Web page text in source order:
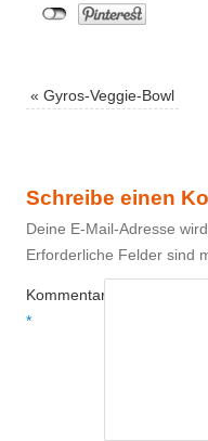
« Gyros-Veggie-Bowl
Schreibe einen
Deine E-Mail-Adresse
Erforderliche Felder sind
Kommentar
*